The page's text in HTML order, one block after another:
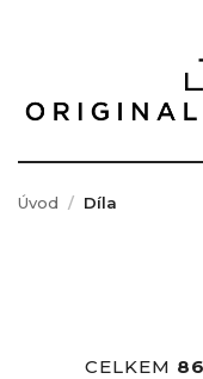
Úvod Díla
CELKEM